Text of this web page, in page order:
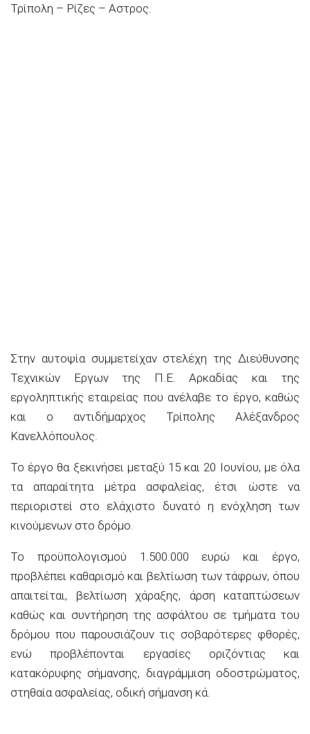
Τρίπολη – Ρίζες – Αστρος.
Στην αυτοψία συμμετείχαν στελέχη της Διεύθυνσης
Τεχνικών Εργων της Π.Ε. Αρκαδίας και της
εργοληπτικής εταιρείας που ανέλαβε το έργο, καθώς
και ο αντιδήμαρχος Τρίπολης Αλέξανδρος
Κανελλόπουλος.
Το έργο θα ξεκινήσει μεταξύ 15 και 20 Ιουνίου, με όλα
τα απαραίτητα μέτρα ασφαλείας, έτσι ώστε να
περιοριστεί στο ελάχιστο δυνατό η ενόχληση των
κινούμενων στο δρόμο.
Το προϋπολογισμού 1.500.000 ευρώ και έργο,
προβλέπει καθαρισμό και βελτίωση των τάφρων, όπου
απαιτείται, βελτίωση χάραξης, άρση καταπτώσεων
καθώς και συντήρηση της ασφάλτου σε τμήματα του
δρόμου που παρουσιάζουν τις σοβαρότερες φθορές,
ενώ προβλέπονται εργασίες οριζόντιας και
κατακόρυφης σήμανσης, διαγράμμιση οδοστρώματος,
στηθαία ασφαλείας, οδική σήμανση κά.